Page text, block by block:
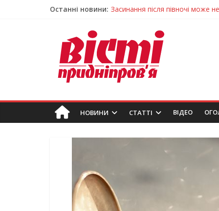
Останні новини: Засинання після півночі може
На Дніпропетровщині різко
У Самарі провели незвичайний
Дніпро стане головним центром
НОВИНИ СТАТТІ ВIДЕО